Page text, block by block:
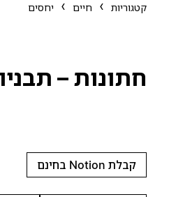
קטגוריות חיים
יחסים
חתונות –
קבלת Notion בחינם